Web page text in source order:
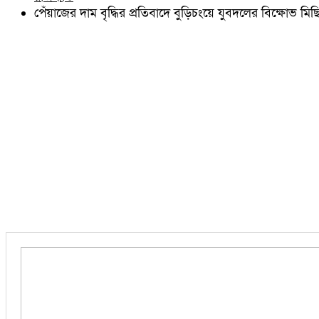
নাঙ্গলকোট
পেঁয়াজের দাম বৃদ্ধির প্রতিবাদে বুড়িচংয়ে যুবদলের বিক্ষোভ